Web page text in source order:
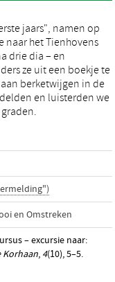
jaars", namen op
naar het Tienhovens
drie dia – en
ze uit een boekje te
berketwijgen in de
en luisterden we
en Omstreken
– excursie naar:
Korhaan, 4(10), 5–5.